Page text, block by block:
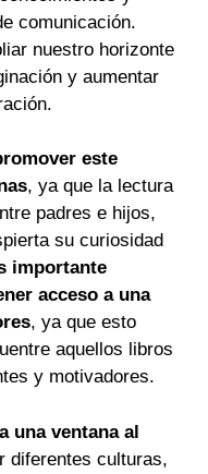
comunicación.
nuestro horizonte
y aumentar
este
, ya que la lectura
padres e hijos,
su curiosidad
importante
acceso a una
, ya que esto
aquellos libros
y motivadores.
una ventana al
diferentes culturas,